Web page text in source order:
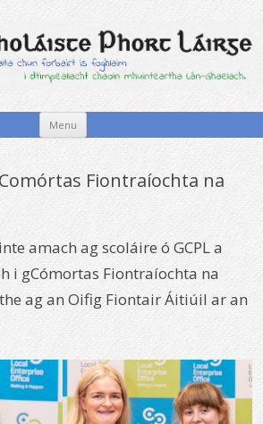
Menu
Fiontraíochta na
amach ag scoláire ó GCPL a
i gCómortas Fiontraíochta na
ag an Oifig Fiontair Áitiúil ar an